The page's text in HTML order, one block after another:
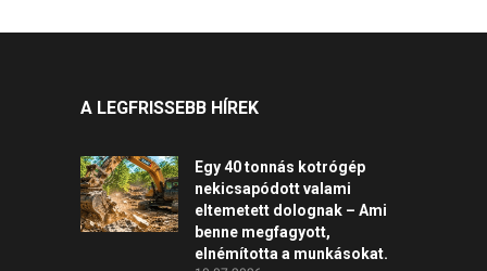
A LEGFRISSEBB HÍREK
Egy 40 tonnás kotrógép
nekicsapódott valami
eltemetett dolognak – Ami
benne megfagyott,
elnémította a munkásokat.